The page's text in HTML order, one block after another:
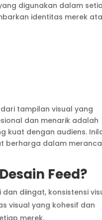
digunakan dalam
identitas merek
tampilan visual yang
dan menarik adalah
kuat dengan audiens.
berharga dalam
Feed?
diingat, konsistensi
visual yang kohesif dan
merek.